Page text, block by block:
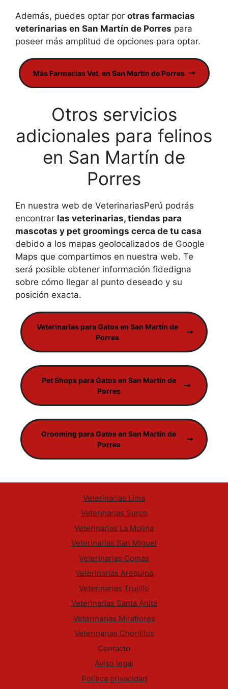
Además, puedes optar por otras farmacias
veterinarias en San Martín de Porres para
poseer más amplitud de opciones para optar.
Más Farmacias Vet. en San Martín de Porres
Otros servicios
adicionales para felinos
en San Martín de
Porres
En nuestra web de VeterinariasPerú podrás
encontrar las veterinarias, tiendas para
mascotas y pet groomings cerca de tu casa
debido a los mapas geolocalizados de Google
Maps que compartimos en nuestra web. Te
será posible obtener información fidedigna
sobre cómo llegar al punto deseado y su
posición exacta.
Veterinarias para Gatos en San Martín de
Porres
Pet Shops para Gatos en San Martín de
Porres
Grooming para Gatos en San Martín de
Porres
Veterinarias Lima
Veterinarias Surco
Veterinarias La Molina
Veterinarias San Miguel
Veterinarias Comas
Veterinarias Arequipa
Veterinarias Trujillo
Veterinarias Santa Anita
Veterinarias Miraflores
Veterinarias Chorilllos
Contacto
Aviso legal
Política privacidad